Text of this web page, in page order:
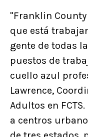
"Franklin
que está
gente de todas
puestos de
cuello azul
Lawrence,
Adultos en
a centros